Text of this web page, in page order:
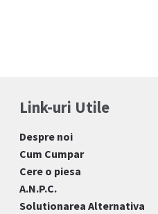
Link-uri Utile
Despre noi
Cum Cumpar
Cere o piesa
A.N.P.C.
Solutionarea Alternativa